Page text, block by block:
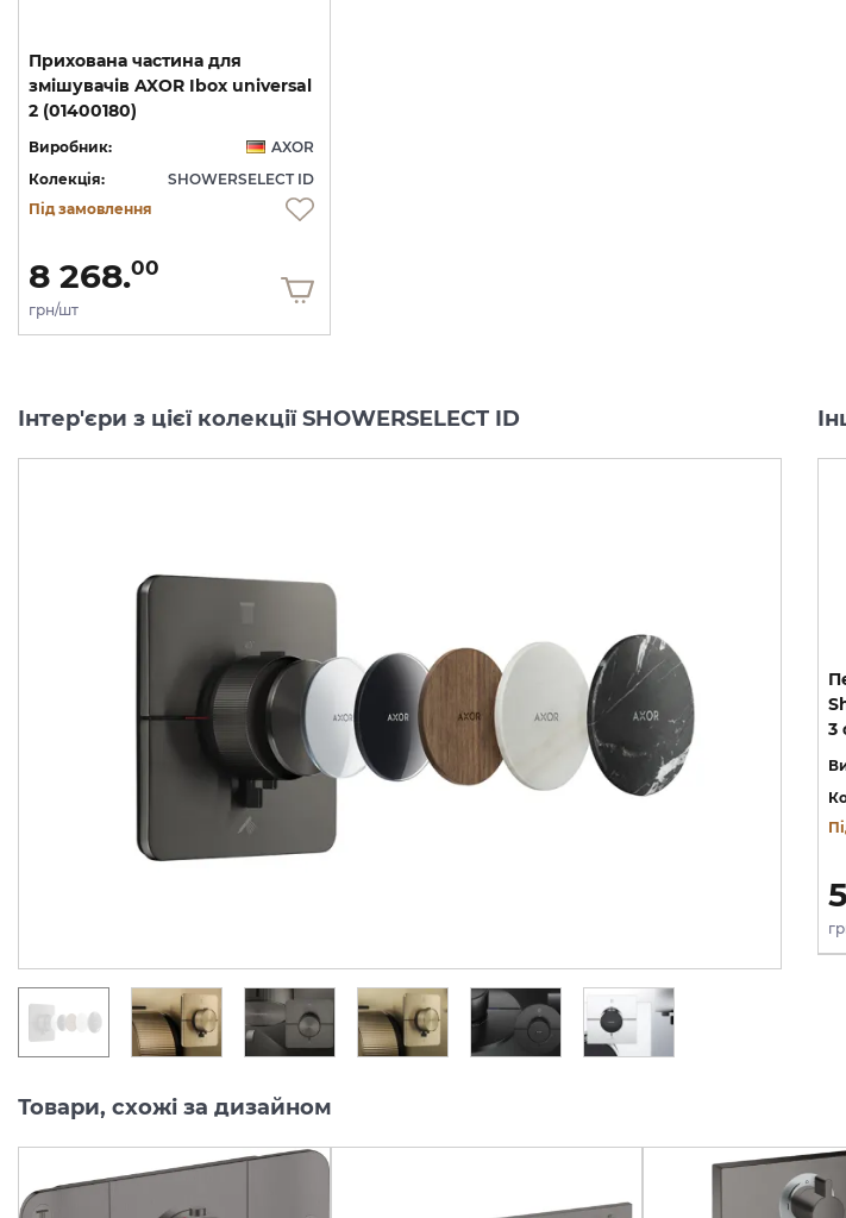
Прихована частина для
змішувачів AXOR Ibox universal
2 (01400180)
Виробник:
AXOR
Колекція:
SHOWERSELECT ID
Під замовлення
8 268.00
грн/шт
Інтер'єри з цієї колекції SHOWERSELECT ID
Перемикач AXOR
ShowerSelect ID
AXOR
Перемикач AXOR
ShowerSelect ID
Виробник:
AXOR
Перемикач AXOR
ShowerSelect ID Square
Виробник:
Колекція:
Товари, схожі за дизайном